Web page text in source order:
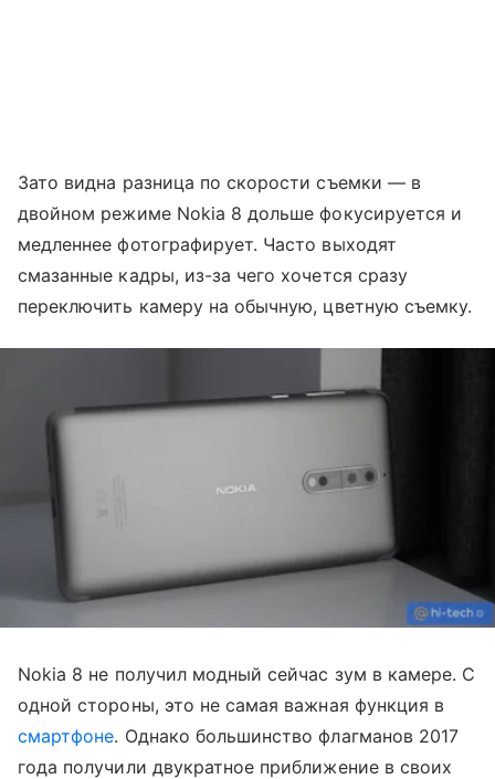
Зато видна разница по скорости съемки — в
двойном режиме Nokia 8 дольше фокусируется и
медленнее фотографирует. Часто выходят
смазанные кадры, из-за чего хочется сразу
переключить камеру на обычную, цветную съемку.
Nokia 8 не получил модный сейчас зум в камере. С
одной стороны, это не самая важная функция в
смартфоне. Однако большинство флагманов 2017
года получили двукратное приближение в своих